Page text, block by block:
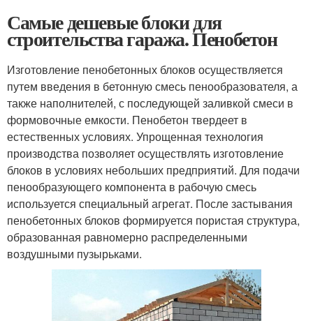
Самые дешевые блоки для
строительства гаража. Пенобетон
Изготовление пенобетонных блоков осуществляется
путем введения в бетонную смесь пенообразователя, а
также наполнителей, с последующей заливкой смеси в
формовочные емкости. Пенобетон твердеет в
естественных условиях. Упрощенная технология
производства позволяет осуществлять изготовление
блоков в условиях небольших предприятий. Для подачи
пенообразующего компонента в рабочую смесь
используется специальный агрегат. После застывания
пенобетонных блоков формируется пористая структура,
образованная равномерно распределенными
воздушными пузырьками.